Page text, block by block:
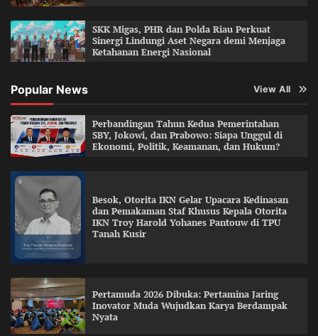
SKK Migas, PHR dan Polda Riau Perkuat
Sinergi Lindungi Aset Negara demi Menjaga
Ketahanan Energi Nasional
Popular News View All
Perbandingan Tahun Kedua Pemerintahan
SBY, Jokowi, dan Prabowo: Siapa Unggul di
Ekonomi, Politik, Keamanan, dan Hukum?
Besok, Otorita IKN Gelar Upacara Kedinasan
dan Pemakaman Staf Khusus Kepala Otorita
IKN Troy Harold Yohanes Pantouw di TPU
Tanah Kusir
Pertamuda 2026 Dibuka: Pertamina Jaring
Inovator Muda Wujudkan Karya Berdampak
Nyata